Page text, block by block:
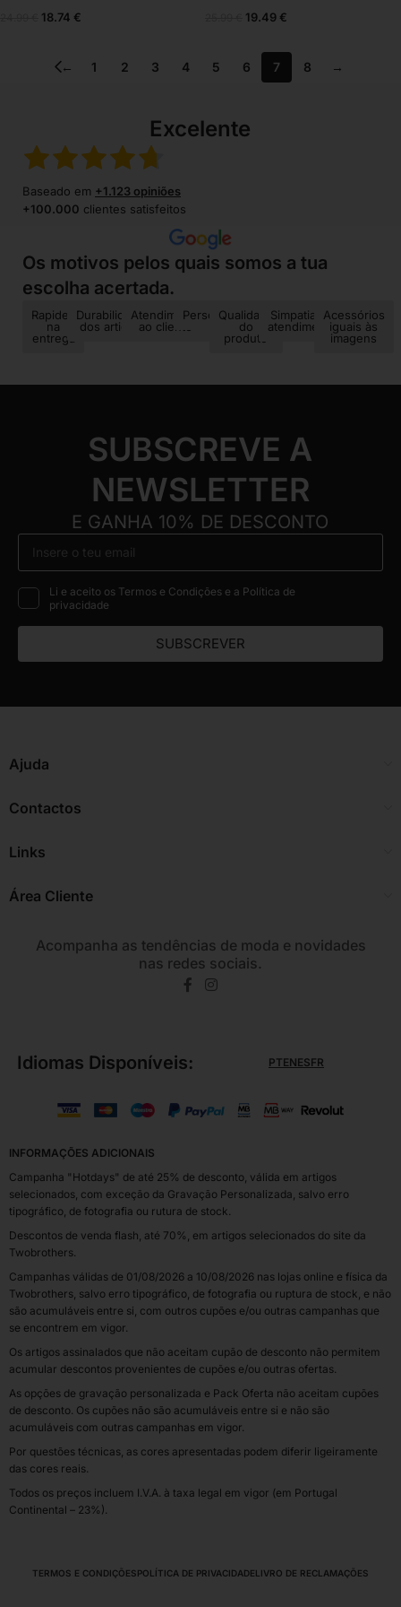
18.74 € 19.49 €
← 1 2 3 4 5 6 7 8 →
Excelente
Baseado em +1.123 opiniões
+100.000 clientes satisfeitos
Os motivos pelos quais somos a tua
escolha acertada.
Rapidez
na
entrega
Durabilidade
dos artigos
Atendimento
ao cliente
Personalização
Qualidade
do
produto
Simpatia no
atendimento
Acessórios
iguais às
imagens
SUBSCREVE A
NEWSLETTER
E GANHA 10% DE DESCONTO
Li e aceito os Termos e Condições e a Política de
privacidade
SUBSCREVER
Ajuda
Contactos
Links
Área Cliente
Acompanha as tendências de moda e novidades
nas redes sociais.
Idiomas Disponíveis: PTENESFR
INFORMAÇÕES ADICIONAIS
Campanha "Hotdays" de até 25% de desconto, válida em artigos
selecionados, com exceção da Gravação Personalizada, salvo erro
tipográfico, de fotografia ou rutura de stock.
Descontos de venda flash, até 70%, em artigos selecionados do site da
Twobrothers.
Campanhas válidas de 01/08/2026 a 10/08/2026 nas lojas online e física da
Twobrothers, salvo erro tipográfico, de fotografia ou ruptura de stock, e não
são acumuláveis entre si, com outros cupões e/ou outras campanhas que
se encontrem em vigor.
Os artigos assinalados que não aceitam cupão de desconto não permitem
acumular descontos provenientes de cupões e/ou outras ofertas.
As opções de gravação personalizada e Pack Oferta não aceitam cupões
de desconto. Os cupões não são acumuláveis entre si e não são
acumuláveis com outras campanhas em vigor.
Por questões técnicas, as cores apresentadas podem diferir ligeiramente
das cores reais.
Todos os preços incluem I.V.A. à taxa legal em vigor (em Portugal
Continental – 23%).
TERMOS E CONDIÇÕESPOLÍTICA DE PRIVACIDADELIVRO DE RECLAMAÇÕES